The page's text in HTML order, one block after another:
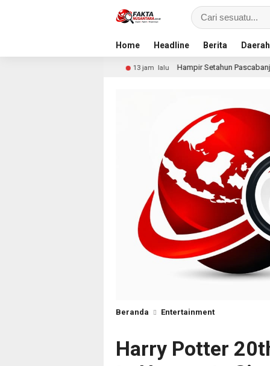
Home Headline Berita Daerah
Hampir Setahun Pascabanjir, Warga
Beranda Entertainment
Harry Potter